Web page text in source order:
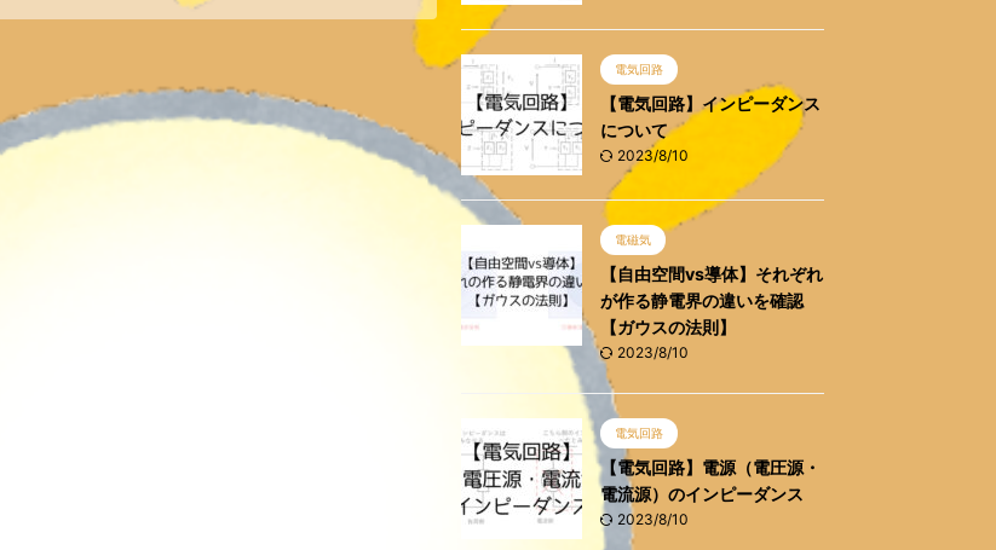
電気回路
【電気回路】インピーダンス
について
2023/8/10
電磁気
【自由空間vs導体】それぞれ
が作る静電界の違いを確認
【ガウスの法則】
2023/8/10
電気回路
【電気回路】電源（電圧源・
電流源）のインピーダンス
2023/8/10